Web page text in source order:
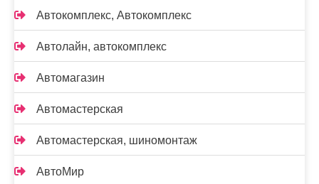
Автокомплекс, Автокомплекс
Автолайн, автокомплекс
Автомагазин
Автомастерская
Автомастерская, шиномонтаж
АвтоМир